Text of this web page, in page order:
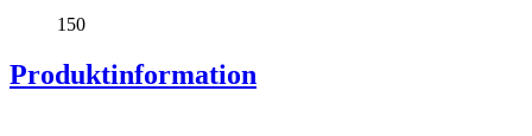
150
Produktinformation